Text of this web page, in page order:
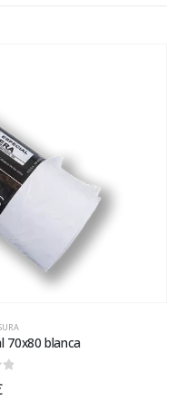
70x80 blanca